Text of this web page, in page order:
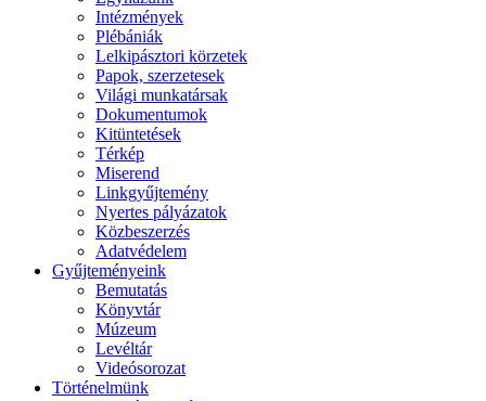
Intézmények
Plébániák
Lelkipásztori körzetek
Papok, szerzetesek
Világi munkatársak
Dokumentumok
Kitüntetések
Térkép
Miserend
Linkgyűjtemény
Nyertes pályázatok
Közbeszerzés
Adatvédelem
Gyűjteményeink
Bemutatás
Könyvtár
Múzeum
Levéltár
Videósorozat
Történelmünk